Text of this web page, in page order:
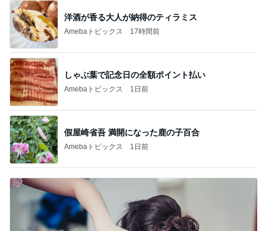
洋酒が香る大人が納得のティラミス
Amebaトピックス 17時間前
しゃぶ葉で記念日の全額ポイント払い
Amebaトピックス 1日前
假屋崎省吾 満開になった鹿の子百合
Amebaトピックス 1日前